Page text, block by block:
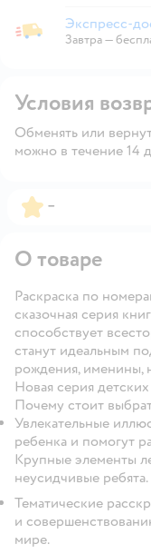
Экспресс-доставка из
Экспресс-
Завтра—
Условия
Обменять или
можно в течение 14
Рейтинг:
–
О товаре
Раскраска по
сказочная серия
способствует
станут идеальным
рождения, именины,
Новая серия
Почему стоит
Увлекательные
ребенка и помогут
Крупные элементы
неусидчивые ребята.
Тематические
и
мире.